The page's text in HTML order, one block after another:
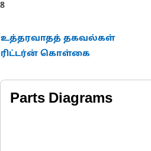
8
உத்தரவாதத் தகவல்கள்
ரிட்டர்ன் கொள்கை
Parts Diagrams